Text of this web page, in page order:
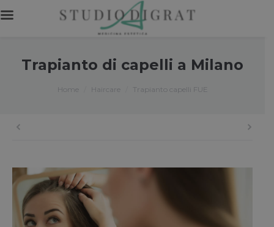
Trapianto di capelli a Milano
You are here:Home Haircare Trapianto capelli FUE